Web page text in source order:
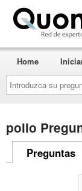
Introduzca
su
pregunta
aquí...
Home
pollo
Preguntas